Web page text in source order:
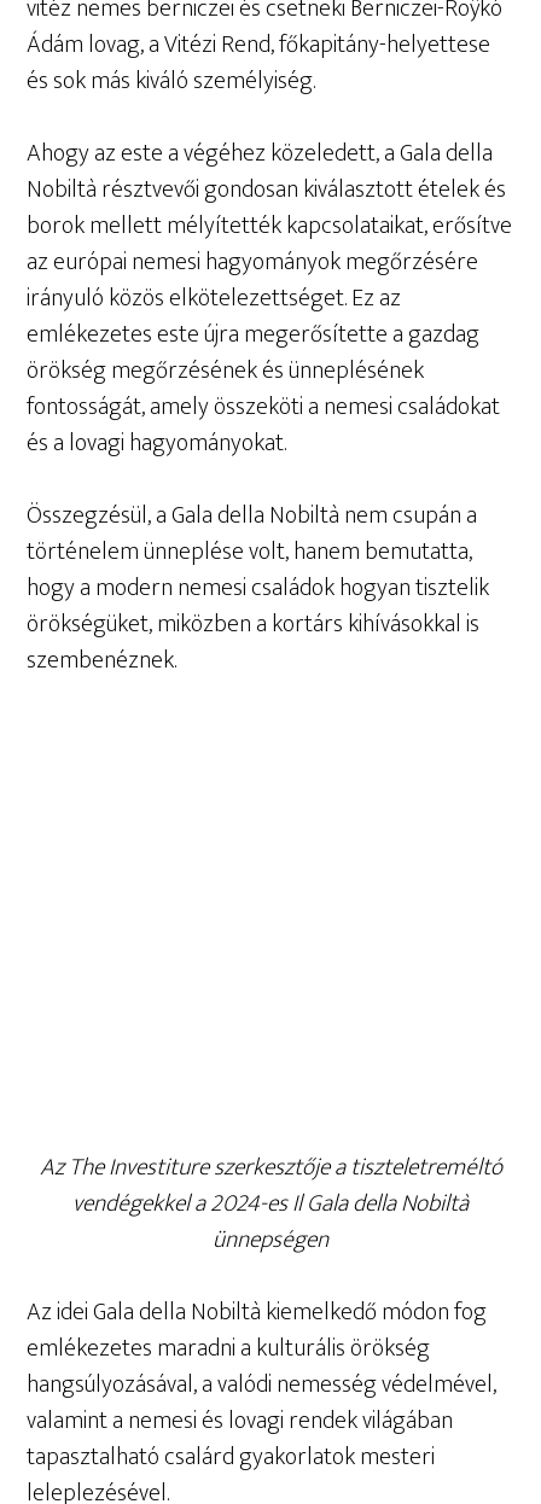
vitéz nemes berniczei és csetneki Berniczei-Roÿkó
Ádám lovag, a Vitézi Rend, főkapitány-helyettese
és sok más kiváló személyiség.
Ahogy az este a végéhez közeledett, a Gala della
Nobiltà résztvevői gondosan kiválasztott ételek és
borok mellett mélyítették kapcsolataikat, erősítve
az európai nemesi hagyományok megőrzésére
irányuló közös elkötelezettséget. Ez az
emlékezetes este újra megerősítette a gazdag
örökség megőrzésének és ünneplésének
fontosságát, amely összeköti a nemesi családokat
és a lovagi hagyományokat.
Összegzésül, a Gala della Nobiltà nem csupán a
történelem ünneplése volt, hanem bemutatta,
hogy a modern nemesi családok hogyan tisztelik
örökségüket, miközben a kortárs kihívásokkal is
szembenéznek.
Az The Investiture szerkesztője a tiszteletreméltó
vendégekkel a 2024-es Il Gala della Nobiltà
ünnepségen
Az idei Gala della Nobiltà kiemelkedő módon fog
emlékezetes maradni a kulturális örökség
hangsúlyozásával, a valódi nemesség védelmével,
valamint a nemesi és lovagi rendek világában
tapasztalható csalárd gyakorlatok mesteri
leleplezésével.